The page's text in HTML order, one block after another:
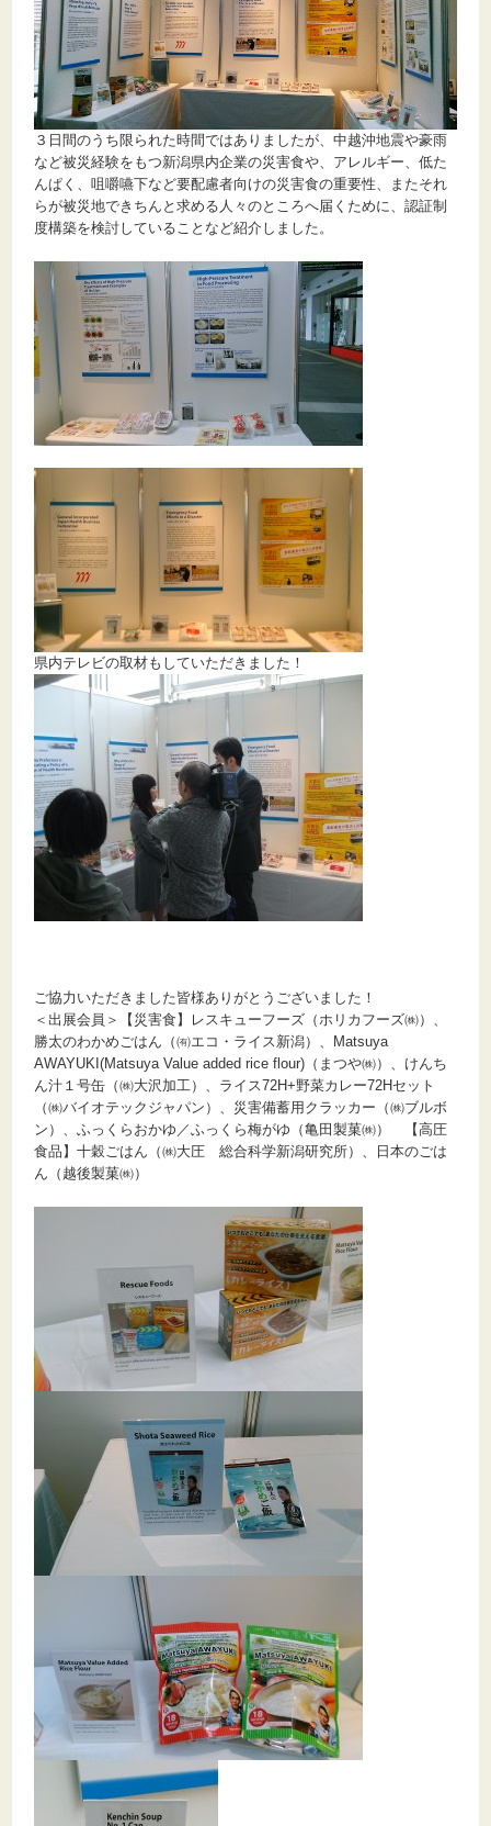
３日間のうち限られた時間ではありましたが、中越沖地震や豪雨
など被災経験をもつ新潟県内企業の災害食や、アレルギー、低た
んぱく、咀嚼嚥下など要配慮者向けの災害食の重要性、またそれ
らが被災地できちんと求める人々のところへ届くために、認証制
度構築を検討していることなど紹介しました。
県内テレビの取材もしていただきました！
ご協力いただきました皆様ありがとうございました！
＜出展会員＞【災害食】レスキューフーズ（ホリカフーズ㈱）、
勝太のわかめごはん（㈲エコ・ライス新潟）、Matsuya
AWAYUKI(Matsuya Value added rice flour)（まつや㈱）、けんち
ん汁１号缶（㈱大沢加工）、ライス72H+野菜カレー72Hセット
（㈱バイオテックジャパン）、災害備蓄用クラッカー（㈱ブルボ
ン）、ふっくらおかゆ／ふっくら梅がゆ（亀田製菓㈱） 【高圧
食品】十穀ごはん（㈱大圧 総合科学新潟研究所）、日本のごは
ん（越後製菓㈱）